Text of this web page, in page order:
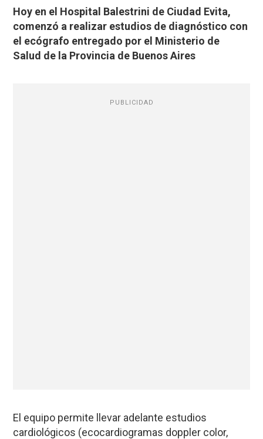
Hoy en el Hospital Balestrini de Ciudad Evita,
comenzó a realizar estudios de diagnóstico con
el ecógrafo entregado por el Ministerio de
Salud de la Provincia de Buenos Aires
PUBLICIDAD
El equipo permite llevar adelante estudios
cardiológicos (ecocardiogramas doppler color,